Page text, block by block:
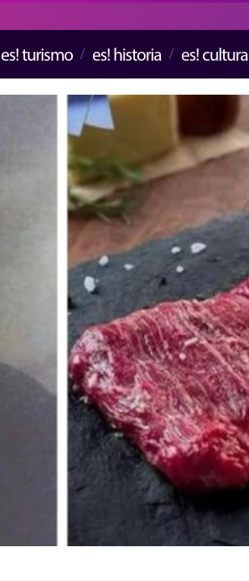
es! turismo es! historia es! cultura